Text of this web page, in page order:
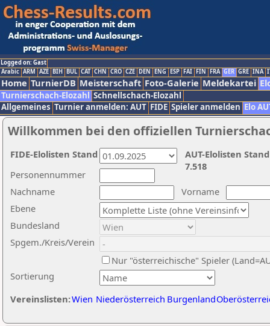
Logged on: Gast
Arabic ARM AZE BIH BUL CAT CHN CRO CZE DEN ENG ESP FAI FIN FRA GER GRE INA
Home TurnierDB Meisterschaft Foto-Galerie Meldekartei
Turnierschach-Elozahl Schnellschach-Elozahl
Allgemeines Turnier anmelden: AUT FIDE Spieler anmelden Elo
Willkommen bei den offiziellen
Nachname
Vorname
Ebene
Sortierung
Personennummer
Bundesland
Spgem./Kreis/Verein
Nur "österreichische" Spieler
Vereinslisten:Wien Niederösterreich Burgenland
AUT-Elolisten
7.518
FIDE-Elolisten Stand